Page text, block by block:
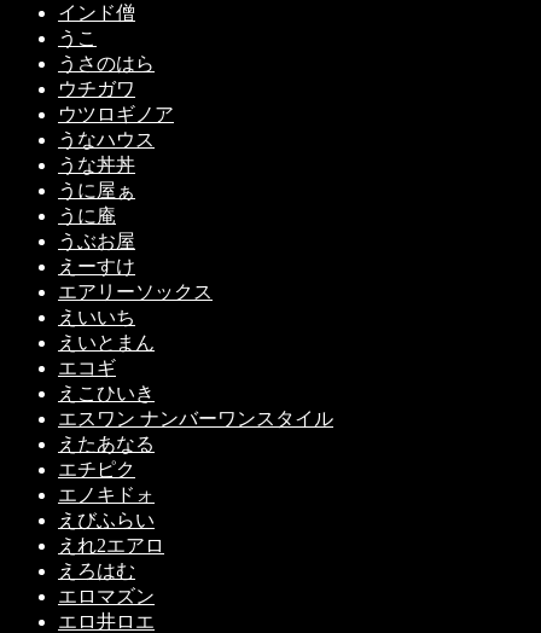
インド僧
うこ
うさのはら
ウチガワ
ウツロギノア
うなハウス
うな丼丼
うに屋ぁ
うに庵
うぶお屋
えーすけ
エアリーソックス
えいいち
えいとまん
エコギ
えこひいき
エスワン ナンバーワンスタイル
えたあなる
エチピク
エノキドォ
えびふらい
えれ2エアロ
えろはむ
エロマズン
エロ井ロエ